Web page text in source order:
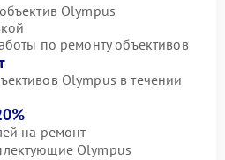
Olympus
по ремонту объективов
Olympus в течении
на ремонт
Olympus